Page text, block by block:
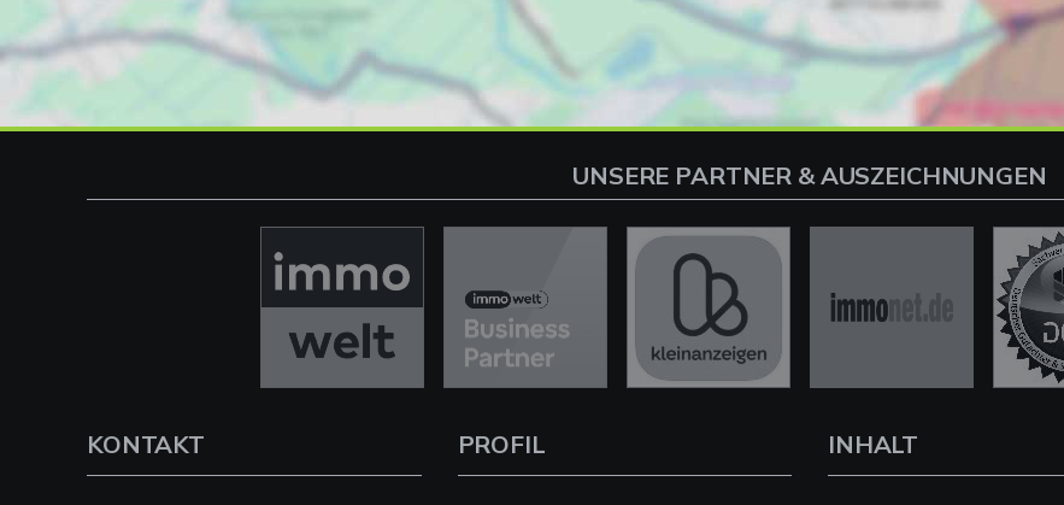
UNSERE PARTNER & AUSZEICHNUNGEN
KONTAKT PROFIL INHALT